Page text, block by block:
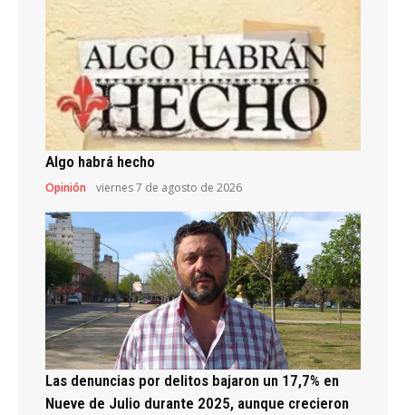
Algo habrá hecho
Opinión viernes 7 de agosto de 2026
Las denuncias por delitos bajaron un 17,7% en
Nueve de Julio durante 2025, aunque crecieron